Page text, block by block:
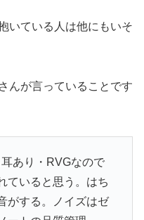
いている人は他にもいそ
んが言っていることです
あり・RVGなので
ていると思う。はち
がする。ノイズはゼ